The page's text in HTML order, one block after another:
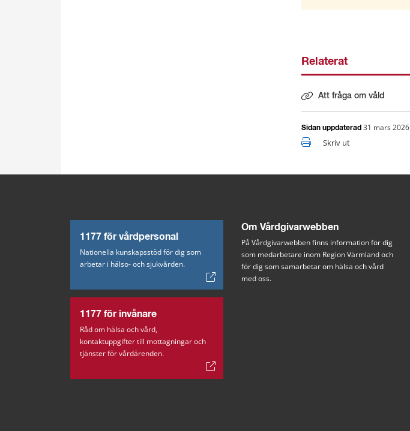
Relaterat
Att fråga om våld
Sidan uppdaterad 31 mars 2026
Skriv ut
1177 för vårdpersonal
Nationella kunskapsstöd för dig som
arbetar i hälso- och sjukvården.
1177 för invånare
Råd om hälsa och vård,
kontaktuppgifter till mottagningar och
tjänster för vårdärenden.
Om Vårdgivarwebben
På Vårdgivarwebben finns information för dig
som medarbetare inom Region Värmland och
för dig som samarbetar om hälsa och vård
med oss.